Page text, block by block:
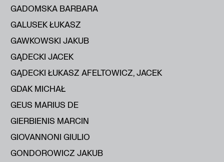
GADOMSKA BARBARA
GALUSEK ŁUKASZ
GAWKOWSKI JAKUB
GĄDECKI JACEK
GĄDECKI ŁUKASZ AFELTOWICZ, JACEK
GDAK MICHAŁ
GEUS MARIUS DE
GIERBIENIS MARCIN
GIOVANNONI GIULIO
GONDOROWICZ JAKUB